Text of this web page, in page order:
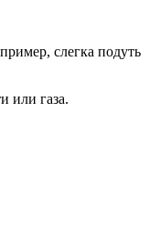
слегка подуть
или газа.